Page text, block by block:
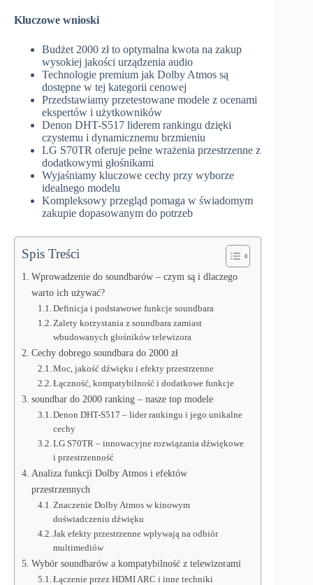
Kluczowe wnioski
Budżet 2000 zł to optymalna kwota na zakup
wysokiej jakości urządzenia audio
Technologie premium jak Dolby Atmos są
dostępne w tej kategorii cenowej
Przedstawiamy przetestowane modele z ocenami
ekspertów i użytkowników
Denon DHT-S517 liderem rankingu dzięki
czystemu i dynamicznemu brzmieniu
LG S70TR oferuje pełne wrażenia przestrzenne z
dodatkowymi głośnikami
Wyjaśniamy kluczowe cechy przy wyborze
idealnego modelu
Kompleksowy przegląd pomaga w świadomym
zakupie dopasowanym do potrzeb
Spis Treści
Wprowadzenie do soundbarów – czym są i dlaczego
warto ich używać?
Definicja i podstawowe funkcje soundbara
Zalety korzystania z soundbara zamiast
wbudowanych głośników telewizora
Cechy dobrego soundbara do 2000 zł
Moc, jakość dźwięku i efekty przestrzenne
Łączność, kompatybilność i dodatkowe funkcje
soundbar do 2000 ranking – nasze top modele
Denon DHT-S517 – lider rankingu i jego unikalne
cechy
LG S70TR – innowacyjne rozwiązania dźwiękowe
i przestrzenność
Analiza funkcji Dolby Atmos i efektów
przestrzennych
Znaczenie Dolby Atmos w kinowym
doświadczeniu dźwięku
Jak efekty przestrzenne wpływają na odbiór
multimediów
Wybór soundbarów a kompatybilność z telewizorami
Łączenie przez HDMI ARC i inne techniki